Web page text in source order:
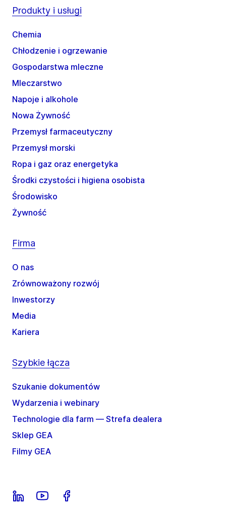
Produkty i usługi
Chemia
Chłodzenie i ogrzewanie
Gospodarstwa mleczne
Mleczarstwo
Napoje i alkohole
Nowa Żywność
Przemysł farmaceutyczny
Przemysł morski
Ropa i gaz oraz energetyka
Środki czystości i higiena osobista
Środowisko
Żywność
Firma
O nas
Zrównoważony rozwój
Inwestorzy
Media
Kariera
Szybkie łącza
Szukanie dokumentów
Wydarzenia i webinary
Technologie dla farm — Strefa dealera
Sklep GEA
Filmy GEA